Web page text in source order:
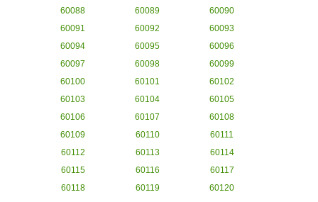
60088
60089
60090
60091
60092
60093
60094
60095
60096
60097
60098
60099
60100
60101
60102
60103
60104
60105
60106
60107
60108
60109
60110
60111
60112
60113
60114
60115
60116
60117
60118
60119
60120